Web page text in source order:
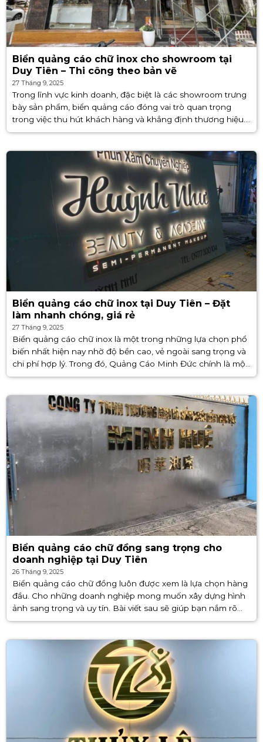
Biển quảng cáo chữ inox cho showroom tại
Duy Tiên – Thi công theo bản vẽ
27 Tháng 9, 2025
Trong lĩnh vực kinh doanh, đặc biệt là các showroom trưng
bày sản phẩm, biển quảng cáo đóng vai trò quan trọng
trong việc thu hút khách hàng và khẳng định thương hiệu.
Nếu bạn vẫn chưa tìm được đơn [...]
Biển quảng cáo chữ inox tại Duy Tiên – Đặt
làm nhanh chóng, giá rẻ
27 Tháng 9, 2025
Biển quảng cáo chữ inox là một trong những lựa chọn phổ
biến nhất hiện nay nhờ độ bền cao, vẻ ngoài sang trọng và
chi phí hợp lý. Trong đó, Quảng Cáo Minh Đức chính là một
trong những [...]
Biển quảng cáo chữ đồng sang trọng cho
doanh nghiệp tại Duy Tiên
26 Tháng 9, 2025
Biển quảng cáo chữ đồng luôn được xem là lựa chọn hàng
đầu. Cho những doanh nghiệp mong muốn xây dựng hình
ảnh sang trọng và uy tín. Bài viết sau sẽ giúp bạn nắm rõ
những điều cần lưu [...]